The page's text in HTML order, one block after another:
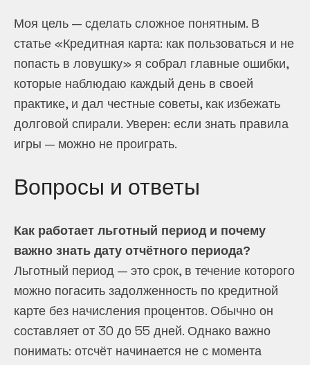
Моя цель — сделать сложное понятным. В
статье «Кредитная карта: как пользоваться и не
попасть в ловушку» я собрал главные ошибки,
которые наблюдаю каждый день в своей
практике, и дал честные советы, как избежать
долговой спирали. Уверен: если знать правила
игры — можно не проиграть.
Вопросы и ответы
Как работает льготный период и почему
важно знать дату отчётного периода?
Льготный период — это срок, в течение которого
можно погасить задолженность по кредитной
карте без начисления процентов. Обычно он
составляет от 30 до 55 дней. Однако важно
понимать: отсчёт начинается не с момента